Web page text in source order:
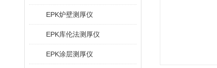
EPK炉壁测厚仪
EPK库伦法测厚仪
EPK涂层测厚仪